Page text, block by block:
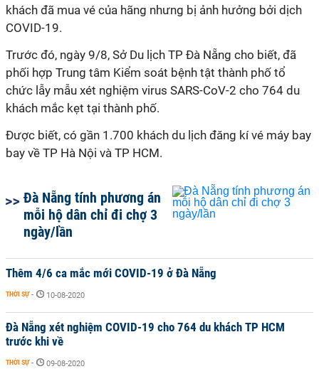
khách đã mua vé của hãng nhưng bị ảnh hưởng bởi dịch
COVID-19.
Trước đó, ngày 9/8, Sở Du lịch TP Đà Nẵng cho biết, đã
phối hợp Trung tâm Kiểm soát bệnh tật thành phố tổ
chức lẫy mẫu xét nghiệm virus SARS-CoV-2 cho 764 du
khách mắc kẹt tại thành phố.
Được biết, có gần 1.700 khách du lịch đăng kí vé máy bay
bay về TP Hà Nội và TP HCM.
Đà Nẵng tính phương án
mỗi hộ dân chỉ đi chợ 3
ngày/lần
Thêm 4/6 ca mắc mới COVID-19 ở Đà Nẵng
THỜI SỰ - 10-08-2020
Đà Nẵng xét nghiệm COVID-19 cho 764 du khách TP HCM
trước khi về
THỜI SỰ - 09-08-2020